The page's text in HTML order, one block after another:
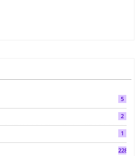
5
2
1
2286